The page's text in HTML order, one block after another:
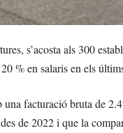
s’acosta als 300
% en salaris en els
facturació bruta de
de 2022 i que la